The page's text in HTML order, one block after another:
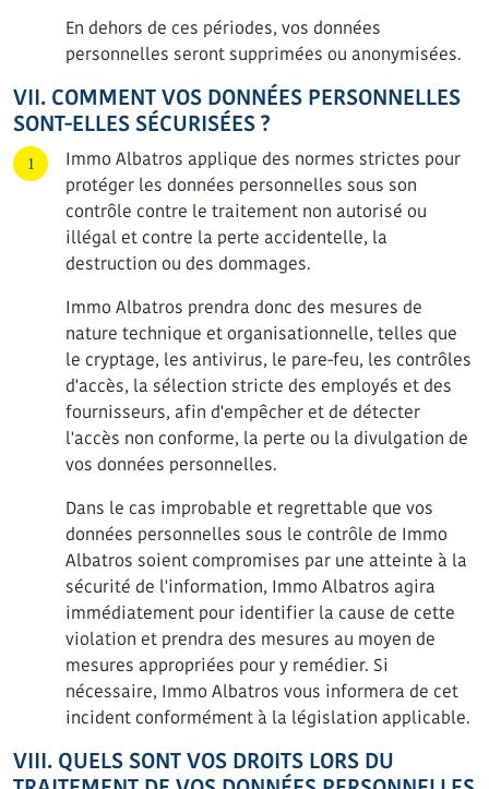
En dehors de ces périodes, vos données
personnelles seront supprimées ou anonymisées.
VII. COMMENT VOS DONNÉES PERSONNELLES
SONT-ELLES SÉCURISÉES ?
Immo Albatros applique des normes strictes pour
protéger les données personnelles sous son
contrôle contre le traitement non autorisé ou
illégal et contre la perte accidentelle, la
destruction ou des dommages.
Immo Albatros prendra donc des mesures de
nature technique et organisationnelle, telles que
le cryptage, les antivirus, le pare-feu, les contrôles
d'accès, la sélection stricte des employés et des
fournisseurs, afin d'empêcher et de détecter
l'accès non conforme, la perte ou la divulgation de
vos données personnelles.
Dans le cas improbable et regrettable que vos
données personnelles sous le contrôle de Immo
Albatros soient compromises par une atteinte à la
sécurité de l'information, Immo Albatros agira
immédiatement pour identifier la cause de cette
violation et prendra des mesures au moyen de
mesures appropriées pour y remédier. Si
nécessaire, Immo Albatros vous informera de cet
incident conformément à la législation applicable.
VIII. QUELS SONT VOS DROITS LORS DU